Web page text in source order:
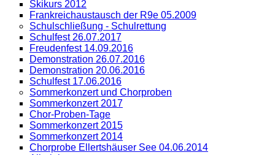
Skikurs 2012
Frankreichaustausch der R9e 05.2009
Schulschließung - Schulrettung
Schulfest 26.07.2017
Freudenfest 14.09.2016
Demonstration 26.07.2016
Demonstration 20.06.2016
Schulfest 17.06.2016
Sommerkonzert und Chorproben
Sommerkonzert 2017
Chor-Proben-Tage
Sommerkonzert 2015
Sommerkonzert 2014
Chorprobe Ellertshäuser See 04.06.2014